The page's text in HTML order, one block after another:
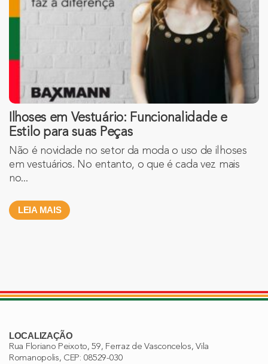
Ilhoses em Vestuário: Funcionalidade e
Estilo para suas Peças
Não é novidade no setor da moda o uso de ilhoses
em vestuários. No entanto, o que é cada vez mais
no...
LEIA MAIS
LOCALIZAÇÃO
Rua Floriano Peixoto, 59, Ferraz de Vasconcelos, Vila
Romanopolis, CEP: 08529-030